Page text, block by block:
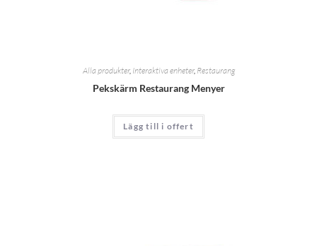
Alla produkter, Interaktiva enheter, Restaurang
Pekskärm Restaurang Menyer
Lägg till i offert